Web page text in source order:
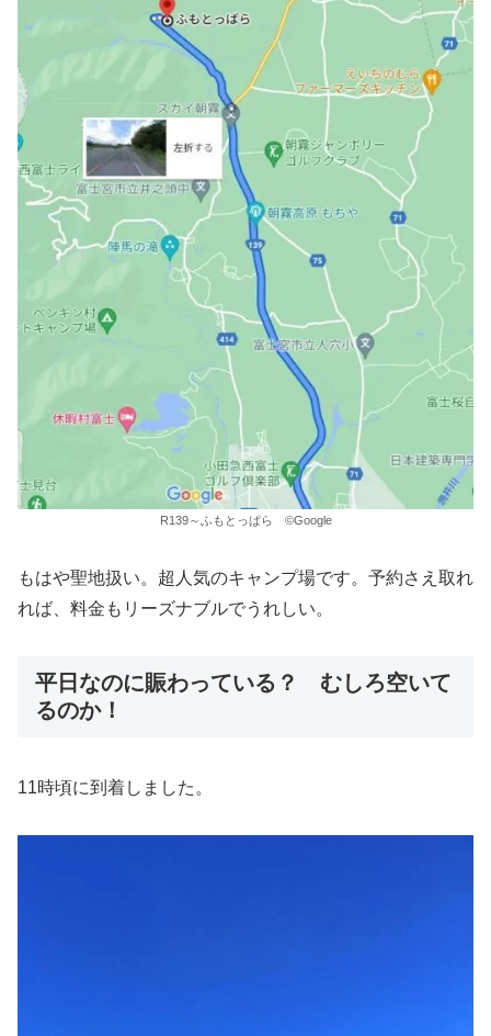
R139～ふもとっぱら ©Google
もはや聖地扱い。超人気のキャンプ場です。予約さえ取れ
れば、料金もリーズナブルでうれしい。
平日なのに賑わっている？ むしろ空いて
るのか！
11時頃に到着しました。